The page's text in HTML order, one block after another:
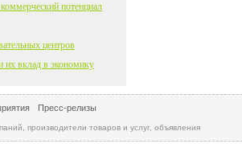
потенциал
центров
их вклад в экономику
Пресс-релизы
производители товаров и услуг, объявления